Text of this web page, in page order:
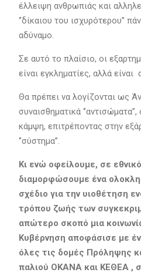
έλλειψη ανθρωπιάς και
‘’δίκαιου του ισχυρότερου’’
αδύναμο.
Σε αυτό το πλαίσιο, οι
είναι εγκληματίες, αλλά είναι
Θα πρέπει να λογίζονται ως
συναισθηματικά
κάμψη, επιτρέποντας στην
‘’σύστημα’’.
Κι ενώ οφείλουμε, σε
διαμορφώσουμε ένα
σχέδιο για την υιοθέτηση
τρόπου ζωής των
απώτερο σκοπό μια
Κυβέρνηση αποφάσισε με
όλες τις δομές Πρόληψης
παλιού ΟΚΑΝΑ και ΚΕΘΕΑ ,